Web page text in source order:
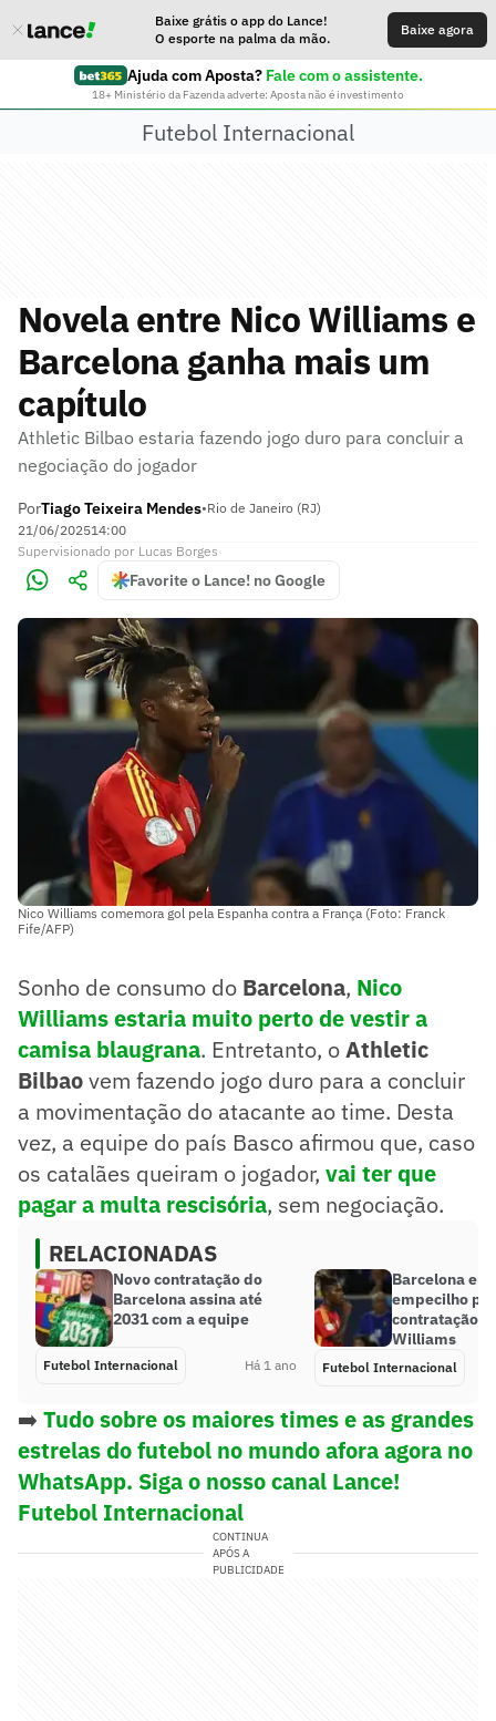
Baixe grátis o app do Lance!
O esporte na palma da mão.
Baixe agora
Ajuda com Aposta? Fale com o assistente.
18+ Ministério da Fazenda adverte: Aposta não é investimento
Futebol Internacional
Novela entre Nico Williams e
Barcelona ganha mais um
capítulo
Athletic Bilbao estaria fazendo jogo duro para concluir a
negociação do jogador
PorTiago Teixeira Mendes•Rio de Janeiro (RJ)
21/06/202514:00
Supervisionado por Lucas Borges
Favorite o Lance! no Google
Nico Williams comemora gol pela Espanha contra a França (Foto: Franck
Fife/AFP)
Sonho de consumo do Barcelona, Nico
Williams estaria muito perto de vestir a
camisa blaugrana. Entretanto, oAthletic
Bilbaovem fazendo jogo duro para a concluir
a movimentação do atacante ao time. Desta
vez, a equipe do país Basco afirmou que, caso
os catalães queiram o jogador, vai ter que
pagar a multa rescisória, sem negociação.
RELACIONADAS
Novo contratação do
Barcelona assina até
2031 com a equipe
Futebol Internacional Há 1 ano
Barcelona
empecilho
contratação
Williams
Futebol Internacional
➡️ Tudo sobre os maiores times e as grandes
estrelas do futebol no mundo afora agora no
WhatsApp. Siga o nosso canal Lance!
Futebol Internacional
CONTINUA
APÓS A
PUBLICIDADE